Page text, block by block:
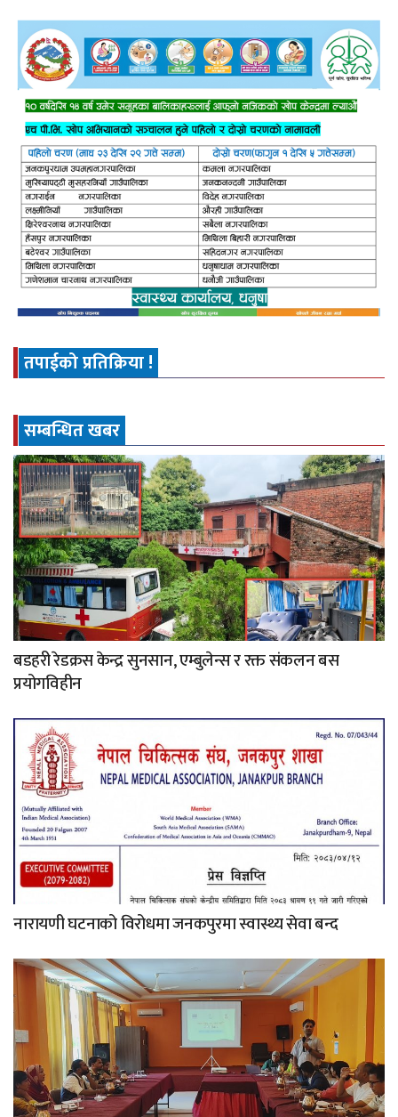
तपाईको प्रतिक्रिया !
सम्बन्धित खबर
बडहरी रेडक्रस केन्द्र सुनसान, एम्बुलेन्स र रक्त संकलन बस
प्रयोगविहीन
नारायणी घटनाको विरोधमा जनकपुरमा स्वास्थ्य सेवा बन्द